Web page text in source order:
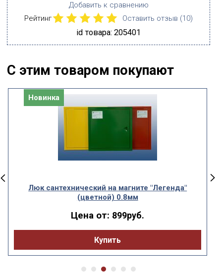
Добавить к сравнению
Рейтинг
Оставить отзыв (10)
id товара: 205401
С этим товаром покупают
Новинка
Люк сантехнический на магните "Легенда"
(цветной) 0.8мм
Цена от: 899руб.
Купить